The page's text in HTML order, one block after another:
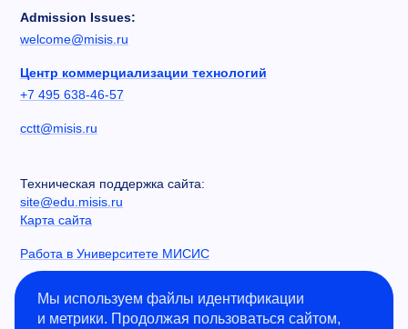
Admission Issues:
welcome@misis.ru
Центр коммерциализации технологий
+7 495 638-46-57
cctt@misis.ru
Техническая поддержка сайта:
site@edu.misis.ru
Карта сайта
Работа в Университете МИСИС
Сведения об образовательной организации
Информация о закупках
Мы используем файлы идентификации
и метрики. Продолжая пользоваться сайтом,